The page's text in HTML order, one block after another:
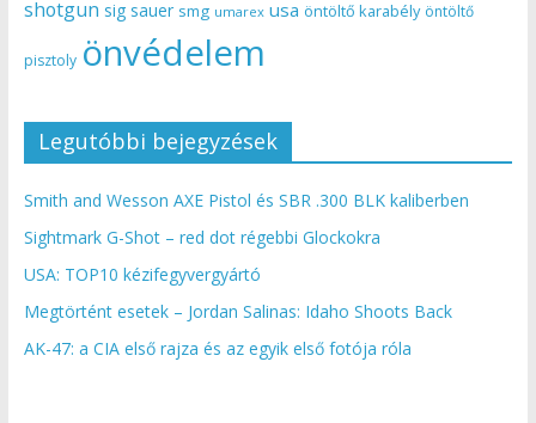
shotgun sig sauer smg umarex usa öntöltő karabély öntöltő
pisztoly önvédelem
Legutóbbi bejegyzések
Smith and Wesson AXE Pistol és SBR .300 BLK kaliberben
Sightmark G-Shot – red dot régebbi Glockokra
USA: TOP10 kézifegyvergyártó
Megtörtént esetek – Jordan Salinas: Idaho Shoots Back
AK-47: a CIA első rajza és az egyik első fotója róla